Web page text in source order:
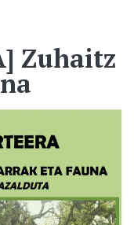
Zuhaitz